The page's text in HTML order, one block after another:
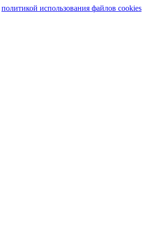
политикой использования файлов cookies